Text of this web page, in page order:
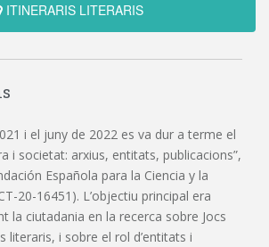
ITINERARIS LITERARIS
i el juny de 2022 es va dur a terme el
i societat: arxius, entitats, publicacions”,
Española para la Ciencia y la
20-16451). L’objectiu principal era
la ciutadania en la recerca sobre Jocs
literaris, i sobre el rol d’entitats i